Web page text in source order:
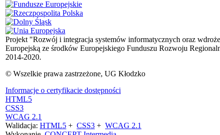
Projekt "Rozwój i integracja systemów informatycznych oraz
Europejską ze środków Europejskiego Funduszu Rozwoju
2014-2020.
© Wszelkie prawa zastrzeżone, UG Kłodzko
Informacje o certyfikacie dostępności
HTML5
CSS3
WCAG 2.1
Walidacja: HTML5 + CSS3 + WCAG 2.1